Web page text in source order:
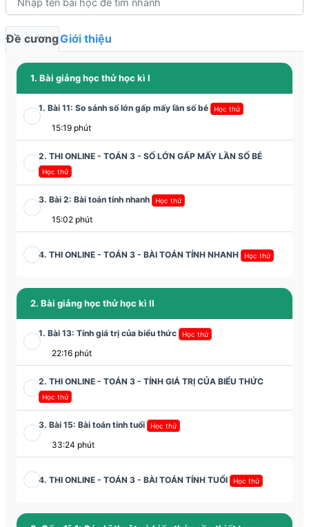
Đề cươngGiới thiệu
1. Bài giảng học thử học kì I
1. Bài 11: So sánh số lớn gấp mấy lần số bé Học thử
15:19 phút
2. THI ONLINE - TOÁN 3 - SỐ LỚN GẤP MẤY LẦN SỐ BÉ
Học thử
3. Bài 2: Bài toán tính nhanh Học thử
15:02 phút
4. THI ONLINE - TOÁN 3 - BÀI TOÁN TÍNH NHANH Học thử
2. Bài giảng học thử học kì II
1. Bài 13: Tính giá trị của biểu thức Học thử
22:16 phút
2. THI ONLINE - TOÁN 3 - TÍNH GIÁ TRỊ CỦA BIỂU THỨC
Học thử
3. Bài 15: Bài toán tính tuổi Học thử
33:24 phút
4. THI ONLINE - TOÁN 3 - BÀI TOÁN TÍNH TUỔI Học thử